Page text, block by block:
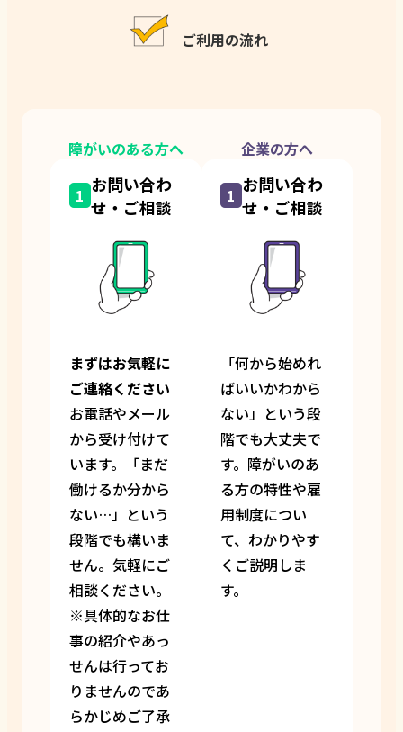
ご利用の流れ
障がいのある方へ 企業の方へ
1 お問い合わ
せ・ご相談
まずはお気軽に
ご連絡ください
お電話やメール
から受け付けて
います。「まだ
働けるか分から
ない…」という
段階でも構いま
せん。気軽にご
相談ください。
※具体的なお仕
事の紹介やあっ
せんは行ってお
りませんのであ
らかじめご了承
1 お問い合わ
せ・ご相談
「何から始めれ
ばいいかわから
ない」という段
階でも大丈夫で
す。障がいのあ
る方の特性や雇
用制度につい
て、わかりやす
くご説明しま
す。